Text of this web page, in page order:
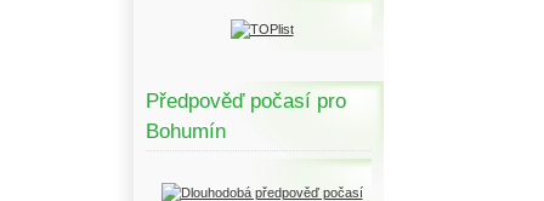
Předpověď počasí pro
Bohumín